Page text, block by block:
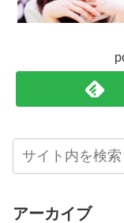
アーカイブ